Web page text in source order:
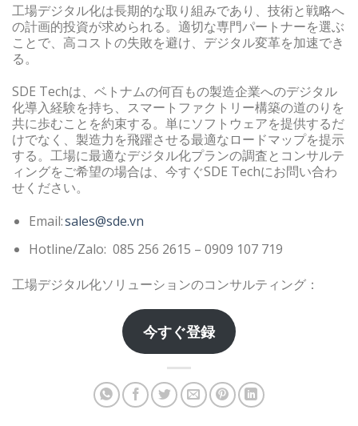
工場デジタル化は長期的な取り組みであり、技術と戦略へ
の計画的投資が求められる。適切な専門パートナーを選ぶ
ことで、高コストの失敗を避け、デジタル変革を加速でき
る。
SDE Techは、ベトナムの何百もの製造企業へのデジタル
化導入経験を持ち、スマートファクトリー構築の道のりを
共に歩むことを約束する。単にソフトウェアを提供するだ
けでなく、製造力を飛躍させる最適なロードマップを提示
する。工場に最適なデジタル化プランの調査とコンサルテ
ィングをご希望の場合は、今すぐSDE Techにお問い合わ
せください。
Email:sales@sde.vn
Hotline/Zalo: 085 256 2615 – 0909 107 719
工場デジタル化ソリューションのコンサルティング：
今すぐ登録